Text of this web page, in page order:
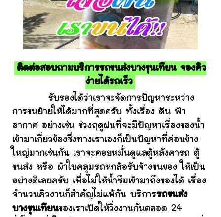
ติดต่อสอบถามบริการรถขนส่งบางขุนเทียน จองคิว
ง่ายได้รถเร็ว
รับรองได้ว่าเราจะจัดการปัญหาระหว่าง
การขนย้ายให้ได้มากที่สุดครับ ทั้งเรื่อง ดิน ฟ้า
อากาศ อย่างเช่น ช่วงฤดูฝนที่จะมีปัญหาเรื่องของน้ำ
เข้ามาเกี่ยวข้องซึ่งทางเราเองก็เป็นปัญหาที่ค่อนข้าง
ใหญ่มากเช่นกัน เราจะคอยหมั่นดูแลตู้หลังคารถ ตู้
ขนส่ง หรือ ผ้าใบคลุมรถหกล้อรับจ้างขนของ ให้เป็น
อย่างดีเลยครับ เพื่อไม่ให้น้ำซึมเข้ามาถึงของได้ เรื่อง
จำนวนคิวงานก็สำคัญไม่แพ้กัน บริการรถขนส่ง
บางขุนเทียนของเราเปิดให้วิ่งงานกันตลอด 24